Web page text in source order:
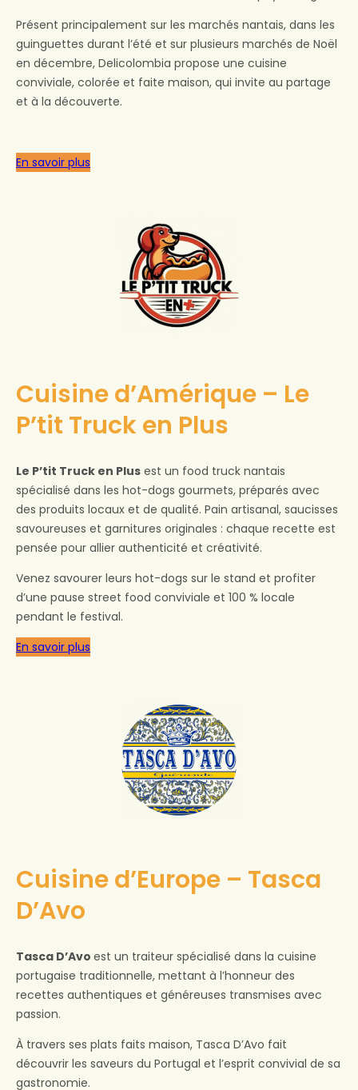
Présent principalement sur les marchés nantais, dans les
guinguettes durant l’été et sur plusieurs marchés de Noël
en décembre, Delicolombia propose une cuisine
conviviale, colorée et faite maison, qui invite au partage
et à la découverte.
En savoir plus
Cuisine d’Amérique – Le
P’tit Truck en Plus
Le P’tit Truck en Plus est un food truck nantais
spécialisé dans les hot-dogs gourmets, préparés avec
des produits locaux et de qualité. Pain artisanal, saucisses
savoureuses et garnitures originales : chaque recette est
pensée pour allier authenticité et créativité.
Venez savourer leurs hot-dogs sur le stand et profiter
d’une pause street food conviviale et 100 % locale
pendant le festival.
En savoir plus
Cuisine d’Europe – Tasca
D’Avo
Tasca D’Avo est un traiteur spécialisé dans la cuisine
portugaise traditionnelle, mettant à l’honneur des
recettes authentiques et généreuses transmises avec
passion.
À travers ses plats faits maison, Tasca D’Avo fait
découvrir les saveurs du Portugal et l’esprit convivial de sa
gastronomie.